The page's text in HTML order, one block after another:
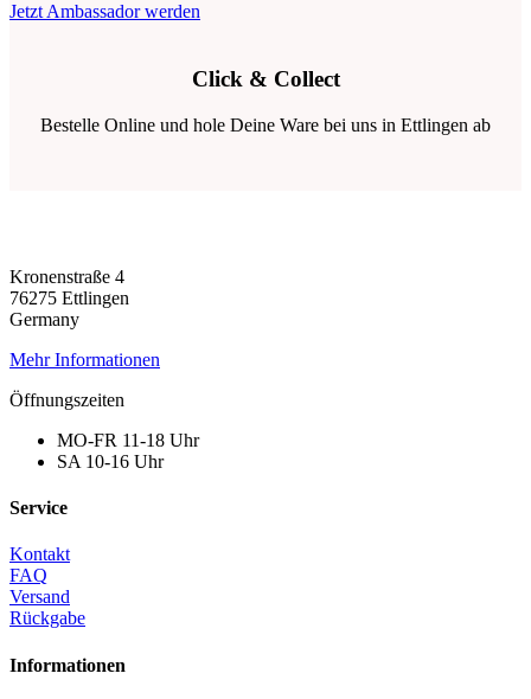
Jetzt Ambassador werden
Click & Collect
Bestelle Online und hole Deine Ware bei uns in Ettlingen ab
Kronenstraße 4
76275 Ettlingen
Germany
Mehr Informationen
Öffnungszeiten
MO-FR 11-18 Uhr
SA 10-16 Uhr
Service
Kontakt
FAQ
Versand
Rückgabe
Informationen